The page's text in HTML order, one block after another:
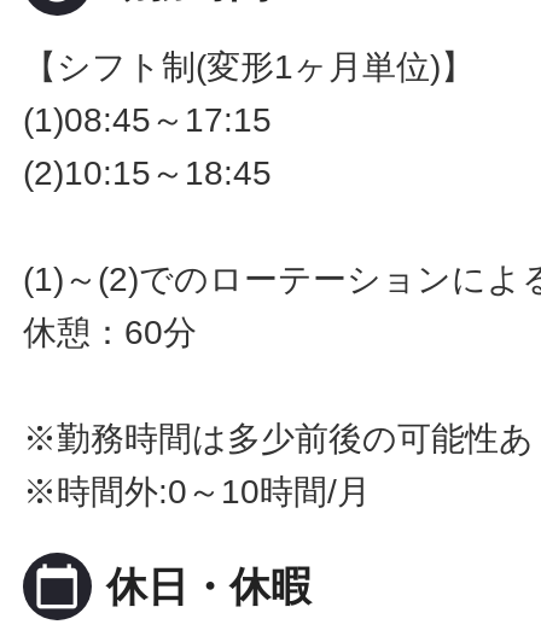
【シフト制(変形1ヶ月単位)】
(1)08:45～17:15
(2)10:15～18:45
(1)～(2)でのローテーションによ
休憩：60分
※勤務時間は多少前後の可能性
※時間外:0～10時間/月
calendar_today 休日・休暇